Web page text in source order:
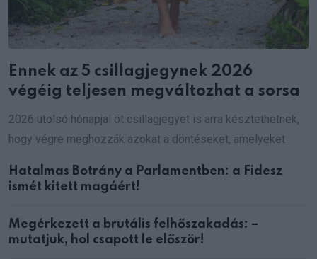
Ennek az 5 csillagjegynek 2026
végéig teljesen megváltozhat a sorsa
2026 utolsó hónapjai öt csillagjegyet is arra késztethetnek,
hogy végre meghozzák azokat a döntéseket, amelyeket
Hatalmas Botrány a Parlamentben: a Fidesz
ismét kitett magáért!
Megérkezett a brutális felhőszakadás: –
mutatjuk, hol csapott le először!